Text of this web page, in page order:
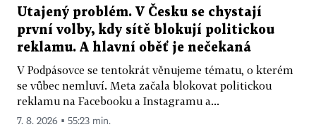
Utajený problém. V Česku se chystají
první volby, kdy sítě blokují politickou
reklamu. A hlavní oběť je nečekaná
V Podpásovce se tentokrát věnujeme tématu, o kterém
se vůbec nemluví. Meta začala blokovat politickou
reklamu na Facebooku a Instagramu a...
7. 8. 2026 ▪ 55:23 min.